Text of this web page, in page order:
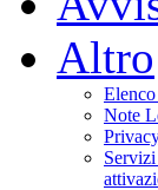
Altro
Note